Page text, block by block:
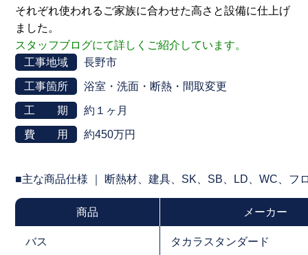
それぞれ使われるご家族に合わせた高さと設備に仕上げ
ました。
スタッフブログにて詳しくご紹介しています。
工事地域
長野市
工事箇所 浴室・洗面・断熱・間取変更
工 期 約１ヶ月
費 用 約450万円
■主な商品仕様 ｜ 断熱材、建具、SK、SB、LD、WC、フ
商品 メーカー
バス タカラスタンダード